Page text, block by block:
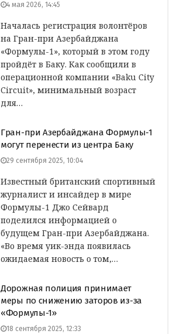
4 мая 2026, 14:45
Началась регистрация волонтёров
на Гран-при Азербайджана
«Формулы-1», который в этом году
пройдёт в Баку. Как сообщили в
операционной компании «Baku City
Circuit», минимальный возраст
для…
Гран-при Азербайджана Формулы-1
могут перенести из центра Баку
29 сентября 2025, 10:04
Известный британский спортивный
журналист и инсайдер в мире
Формулы-1 Джо Сейвард
поделился информацией о
будущем Гран-при Азербайджана.
«Во время уик-энда появилась
ожидаемая новость о том,…
Дорожная полиция принимает
меры по снижению заторов из-за
«Формулы-1»
18 сентября 2025, 12:33